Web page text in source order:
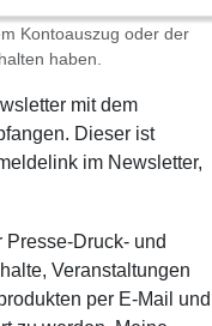
Kontoauszug oder der
haben.
mit dem
Dieser ist
im Newsletter,
Presse-Druck- und
Veranstaltungen
per E-Mail und